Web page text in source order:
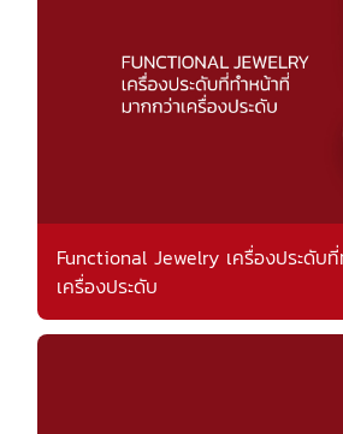
Functional Jewelry เครื่องประดับ
เครื่องประดับ